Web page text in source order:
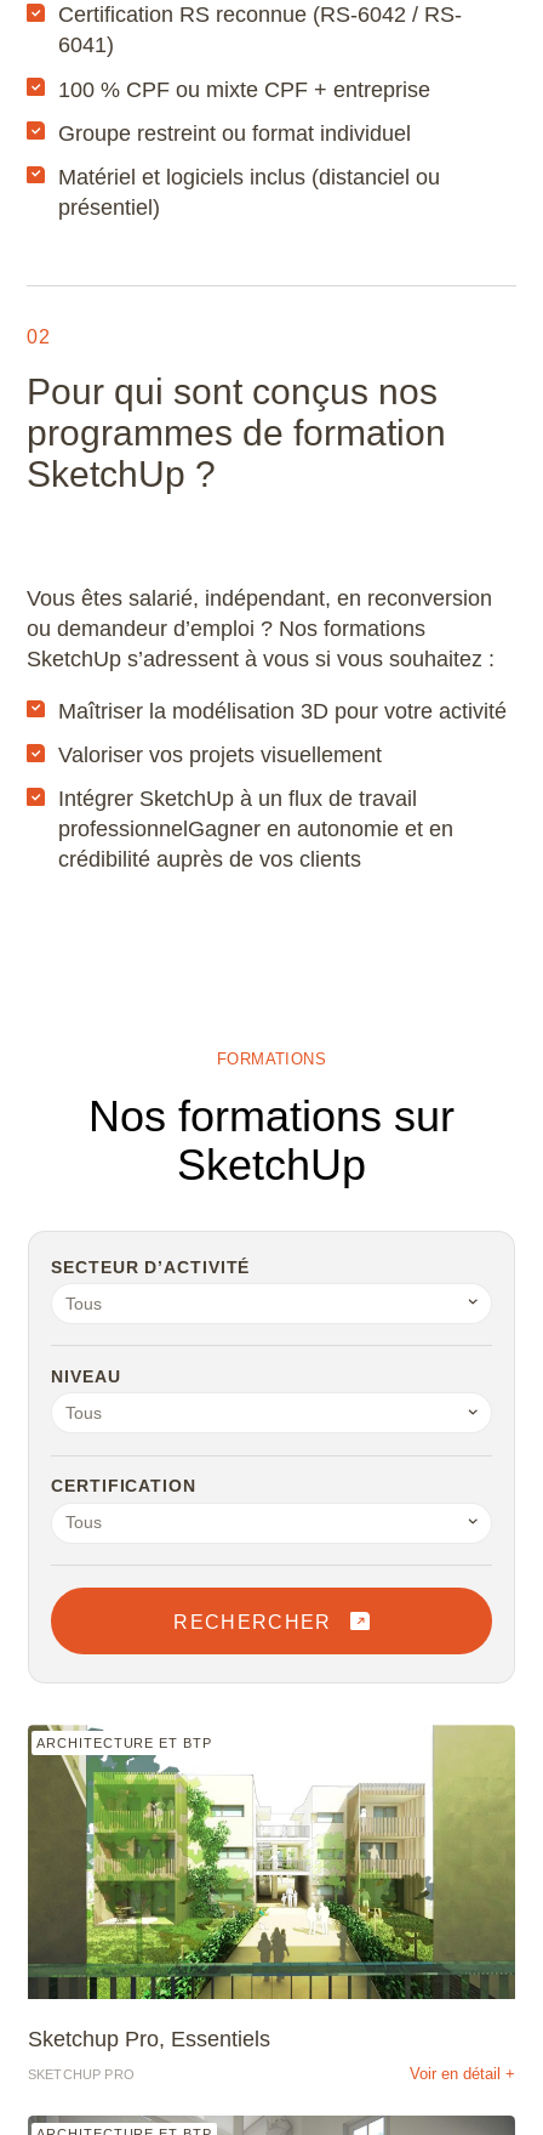
Navisworks Manage
Photoshop
QGIS
Robot Structural Analysis Professional
SketchUp
SolidWorks
Style3D
Twinmotion
Certification RS reconnue (RS-6042 / RS-
6041)
100 % CPF ou mixte CPF + entreprise
Groupe restreint ou format individuel
Matériel et logiciels inclus (distanciel ou
présentiel)
02
Pour qui sont conçus nos
programmes de formation
SketchUp ?
Vous êtes salarié, indépendant, en reconversion
ou demandeur d’emploi ? Nos formations
SketchUp s’adressent à vous si vous souhaitez :
Maîtriser la modélisation 3D pour votre activité
Valoriser vos projets visuellement
Intégrer SketchUp à un flux de travail
professionnelGagner en autonomie et en
crédibilité auprès de vos clients
FORMATIONS
Nos formations sur
SketchUp
SECTEUR D’ACTIVITÉ
Tous
NIVEAU
Tous
CERTIFICATION
Tous
RECHERCHER
ARCHITECTURE ET BTP
Sketchup Pro, Essentiels
SKETCHUP PRO Voir en détail +